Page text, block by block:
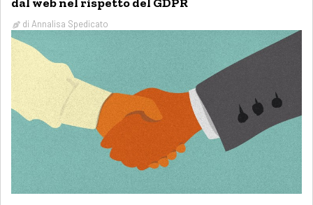
di Annalisa Spedicato